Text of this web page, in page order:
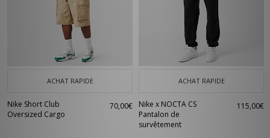
ACHAT RAPIDE
Nike Short Club
Oversized Cargo
70,00€
ACHAT RAPIDE
Nike x NOCTA CS
Pantalon de
survêtement
115,00€